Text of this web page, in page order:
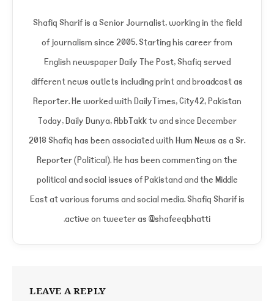
Shafiq Sharif is a Senior Journalist, working in the field
of journalism since 2005. Starting his career from
English newspaper Daily The Post, Shafiq served
different news outlets including print and broadcast as
Reporter. He worked with DailyTimes, City42, Pakistan
Today, Daily Dunya, AbbTakk tv and since December
2018 Shafiq has been associated with Hum News as a Sr.
Reporter (Political). He has been commenting on the
political and social issues of Pakistand and the Middle
East at various forums and social media. Shafiq Sharif is
active on tweeter as @shafeeqbhatti.
LEAVE A REPLY